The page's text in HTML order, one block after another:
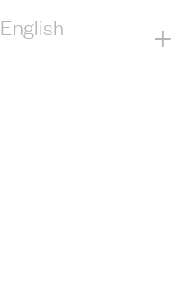
English +